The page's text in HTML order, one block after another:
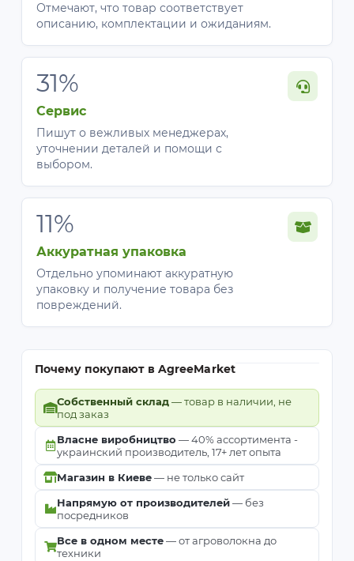
Отмечают, что товар соответствует
описанию, комплектации и ожиданиям.
31%
Сервис
Пишут о вежливых менеджерах,
уточнении деталей и помощи с
выбором.
11%
Аккуратная упаковка
Отдельно упоминают аккуратную
упаковку и получение товара без
повреждений.
Почему покупают в AgreeMarket
Собственный склад— товар в наличии, не
под заказ
Власне виробництво — 40% ассортимента -
украинский производитель, 17+ лет опыта
Магазин в Киеве— не только сайт
Напрямую от производителей— без
посредников
Все в одном месте— от агроволокна до
техники